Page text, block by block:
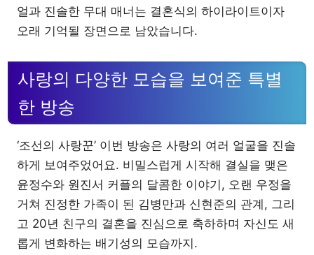
얼과 진솔한 무대 매너는 결혼식의 하이라이트이자
오래 기억될 장면으로 남았습니다.
사랑의 다양한 모습을 보여준 특별
한 방송
‘조선의 사랑꾼’ 이번 방송은 사랑의 여러 얼굴을 진솔
하게 보여주었어요. 비밀스럽게 시작해 결실을 맺은
윤정수와 원진서 커플의 달콤한 이야기, 오랜 우정을
거쳐 진정한 가족이 된 김병만과 신현준의 관계, 그리
고 20년 친구의 결혼을 진심으로 축하하며 자신도 새
롭게 변화하는 배기성의 모습까지.